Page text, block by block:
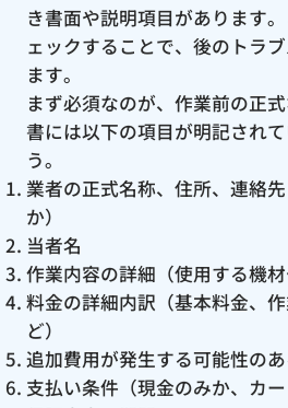
き書面や説明項目があります
ェックすることで、後のトラ
ます。
まず必須なのが、作業前の正
書には以下の項目が明記され
う。
業者の正式名称、住所、連絡
か）
当者名
作業内容の詳細（使用する機材
料金の詳細内訳（基本料金、
ど）
追加費用が発生する可能性の
支払い条件（現金のみか、カー